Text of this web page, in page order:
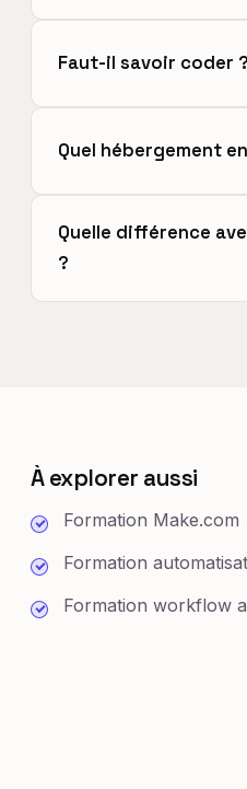
Faut-il savoir coder ?
Quel hébergement
Quelle différence
?
À explorer aussi
Formation Make.com
Formation
Formation workflow